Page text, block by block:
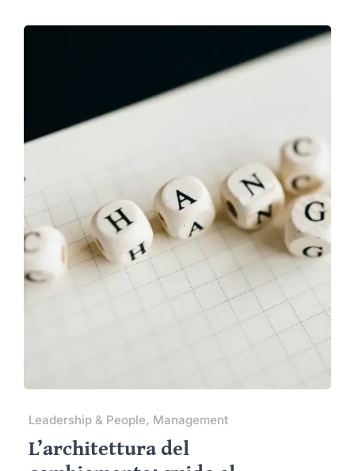
Chi sono
Leadership & People, Management
L’architettura del